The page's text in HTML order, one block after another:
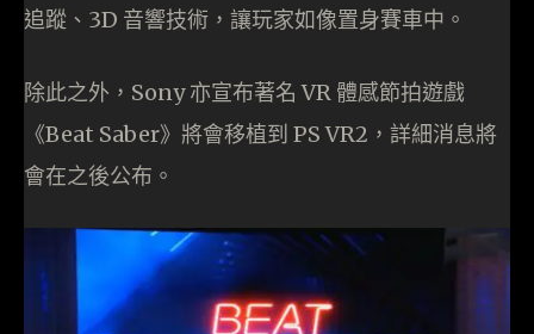
追蹤、3D 音響技術，讓玩家如像置身賽車中。
除此之外，Sony 亦宣布著名 VR 體感節拍遊戲
《Beat Saber》將會移植到 PS VR2，詳細消息將
會在之後公布。